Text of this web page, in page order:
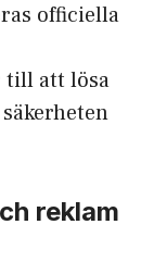
officiella
till att lösa
reklam